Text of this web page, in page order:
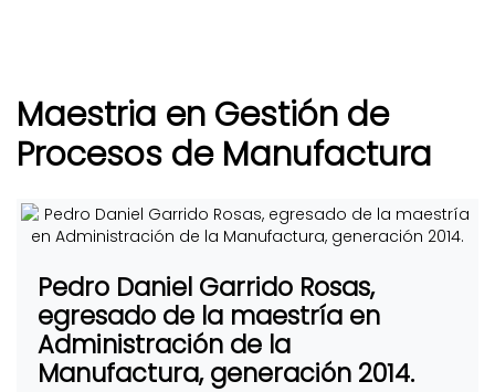
Maestria en Gestión de
Procesos de Manufactura
Pedro Daniel Garrido Rosas,
egresado de la maestría en
Administración de la
Manufactura, generación 2014.